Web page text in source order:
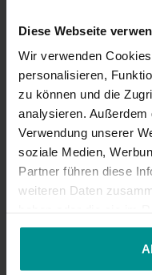
Diese Webseite
Wir verwenden
personalisieren,
zu können und die
analysieren.
Verwendung unserer
soziale Medien,
Partner führen diese
weiteren Daten
gesammelt haben.
0
Ähnliche Videos